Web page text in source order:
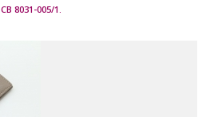
СВ 8031-005/1.